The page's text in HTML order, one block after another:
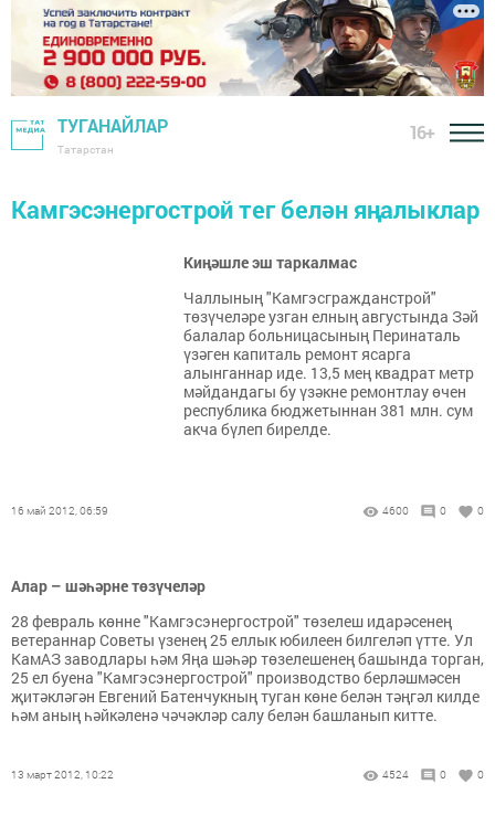
ТУГАНАЙЛАР
Татарстан
16+
Камгэсэнергострой тег белән яңалыклар
Киңәшле эш таркалмас
Чаллының "Камгэсгражданстрой"
төзүчеләре узган елның августында Зәй
балалар больницасының Перинаталь
үзәген капиталь ремонт ясарга
алынганнар иде. 13,5 мең квадрат метр
мәйдандагы бу үзәкне ремонтлау өчен
республика бюджетыннан 381 млн. сум
акча бүлеп бирелде.
16 май 2012, 06:59 4600 0 0
Алар – шәһәрне төзүчеләр
28 февраль көнне "Камгэсэнергострой" төзелеш идарәсенең
ветераннар Советы үзенең 25 еллык юбилеен билгеләп үтте. Ул
КамАЗ заводлары һәм Яңа шәһәр төзелешенең башында торган,
25 ел буена "Камгэсэнергострой" производство берләшмәсен
җитәкләгән Евгений Батенчукның туган көне белән тәңгәл килде
һәм аның һәйкәленә чәчәкләр салу белән башланып китте.
13 март 2012, 10:22 4524 0 0